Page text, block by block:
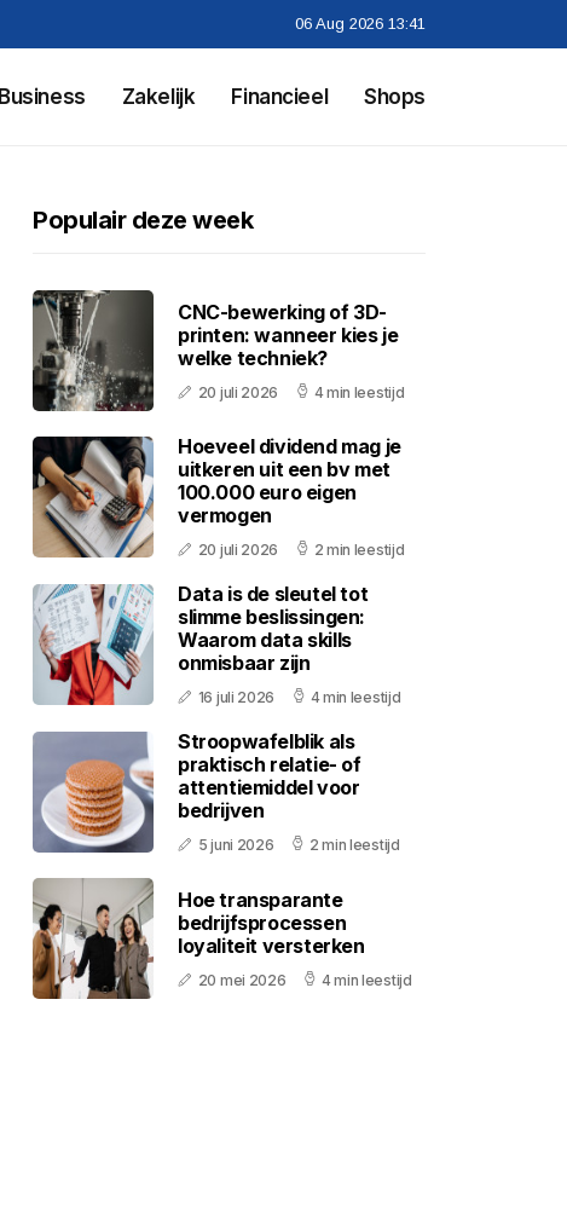
06 Aug 2026 13:41
Business Zakelijk Financieel Shops
Populair deze week
CNC-bewerking of 3D-
printen: wanneer kies je
welke techniek?
20 juli 2026 4 min leestijd
Hoeveel dividend mag je
uitkeren uit een bv met
100.000 euro eigen
vermogen
20 juli 2026 2 min leestijd
Data is de sleutel tot
slimme beslissingen:
Waarom data skills
onmisbaar zijn
16 juli 2026 4 min leestijd
Stroopwafelblik als
praktisch relatie- of
attentiemiddel voor
bedrijven
5 juni 2026 2 min leestijd
Hoe transparante
bedrijfsprocessen
loyaliteit versterken
20 mei 2026 4 min leestijd